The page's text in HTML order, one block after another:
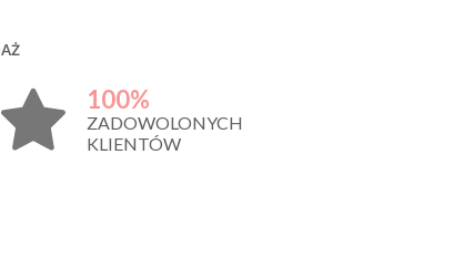
100%
ZADOWOLONYCH
KLIENTÓW